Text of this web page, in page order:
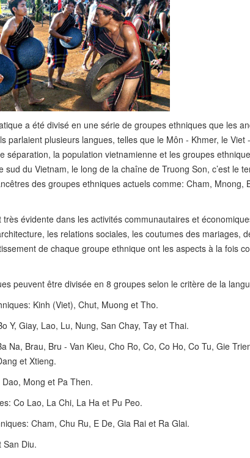
a été divisé en une série de groupes ethniques que les
parlaient plusieurs langues, telles que le Môn - Khmer, le Viet
la population vietnamienne et les groupes
sud du Vietnam, le long de la chaîne de Truong Son, c’est le
des groupes ethniques actuels comme: Cham, Mnong,
évidente dans les activités communautaires et
les relations sociales, les coutumes des mariages,
de chaque groupe ethnique ont les aspects à la fois
peuvent être divisée en 8 groupes selon le critère de la
Kinh (Viet), Chut, Muong et Tho.
Y, Giay, Lao, Lu, Nung, San Chay, Tay et Thai.
Na, Brau, Bru - Van Kieu, Cho Ro, Co, Co Ho, Co Tu, Gie
et Xtieng.
Mong et Pa Then.
Co Lao, La Chi, La Ha et Pu Peo.
Cham, Chu Ru, E De, Gia Rai et Ra Glai.
Diu.